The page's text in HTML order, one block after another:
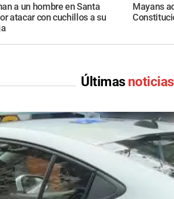
a un hombre en Santa
atacar con cuchillos a su
Mayans
Últimas noticias